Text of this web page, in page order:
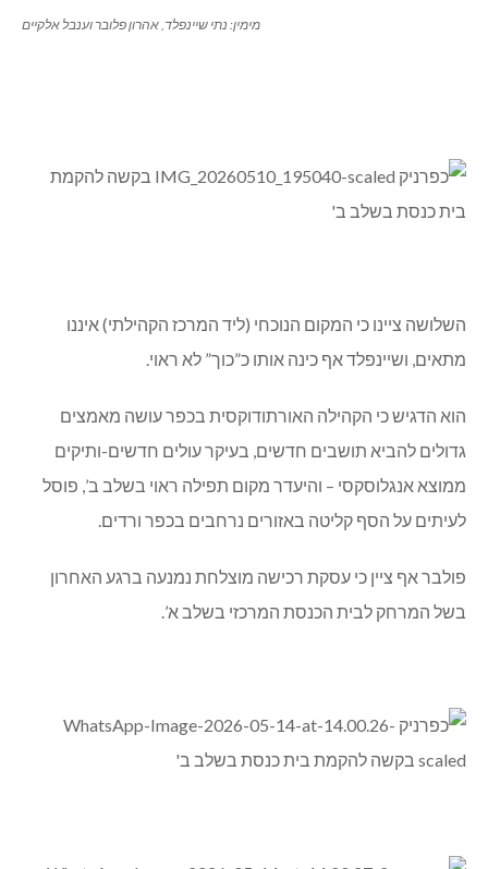
מימין: נתי שיינפלד, אהרון פלובר וענבל אלקיים
השלושה ציינו כי המקום הנוכחי (ליד המרכז הקהילתי) איננו
מתאים, ושיינפלד אף כינה אותו כ”כוך” לא ראוי.
הוא הדגיש כי הקהילה האורתודוקסית בכפר עושה מאמצים
גדולים להביא תושבים חדשים, בעיקר עולים חדשים-ותיקים
ממוצא אנגלוסקסי – והיעדר מקום תפילה ראוי בשלב ב’, פוסל
לעיתים על הסף קליטה באזורים נרחבים בכפר ורדים.
פולבר אף ציין כי עסקת רכישה מוצלחת נמנעה ברגע האחרון
בשל המרחק לבית הכנסת המרכזי בשלב א’.